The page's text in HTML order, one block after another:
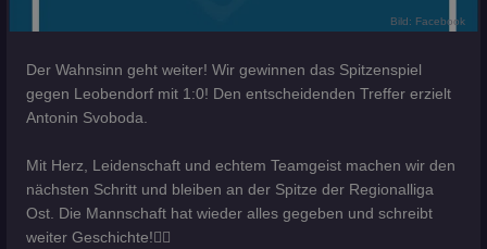
Bild: Facebook
Der Wahnsinn geht weiter! Wir gewinnen das Spitzenspiel
gegen Leobendorf mit 1:0! Den entscheidenden Treffer erzielt
Antonin Svoboda.
Mit Herz, Leidenschaft und echtem Teamgeist machen wir den
nächsten Schritt und bleiben an der Spitze der Regionalliga
Ost. Die Mannschaft hat wieder alles gegeben und schreibt
weiter Geschichte!❤️‍🔥